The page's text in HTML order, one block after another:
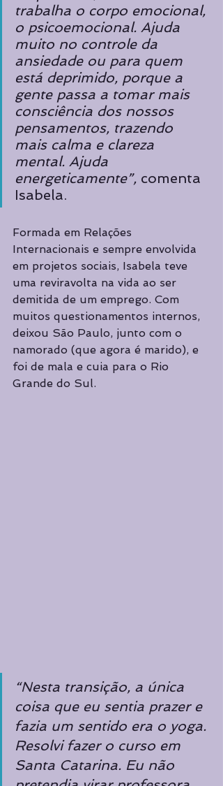
trabalha o corpo emocional,
o psicoemocional. Ajuda
muito no controle da
ansiedade ou para quem
está deprimido, porque a
gente passa a tomar mais
consciência dos nossos
pensamentos, trazendo
mais calma e clareza
mental. Ajuda
energeticamente”, comenta
Isabela.
Formada em Relações
Internacionais e sempre envolvida
em projetos sociais, Isabela teve
uma reviravolta na vida ao ser
demitida de um emprego. Com
muitos questionamentos internos,
deixou São Paulo, junto com o
namorado (que agora é marido), e
foi de mala e cuia para o Rio
Grande do Sul.
“Nesta transição, a única
coisa que eu sentia prazer e
fazia um sentido era o yoga.
Resolvi fazer o curso em
Santa Catarina. Eu não